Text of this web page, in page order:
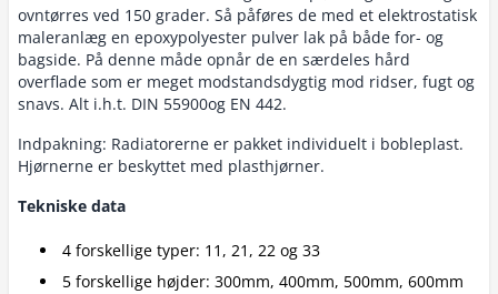
ovntørres ved 150 grader. Så påføres de med et elektrostatisk
maleranlæg en epoxypolyester pulver lak på både for- og
bagside. På denne måde opnår de en særdeles hård
overflade som er meget modstandsdygtig mod ridser, fugt og
snavs. Alt i.h.t. DIN 55900og EN 442.
Indpakning: Radiatorerne er pakket individuelt i bobleplast.
Hjørnerne er beskyttet med plasthjørner.
Tekniske data
4 forskellige typer: 11, 21, 22 og 33
5 forskellige højder: 300mm, 400mm, 500mm, 600mm